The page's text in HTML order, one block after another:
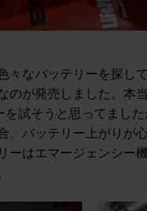
々なバッテリーを探し
のが発売しました。本
を試そうと思ってまし
、バッテリー上がりが
ーはエマージェンシー